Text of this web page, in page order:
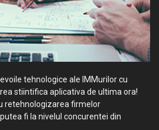
tehnologice ale IMMurilor cu
stiintifica aplicativa de ultima ora!
retehnologizarea firmelor
fi la nivelul concurentei din